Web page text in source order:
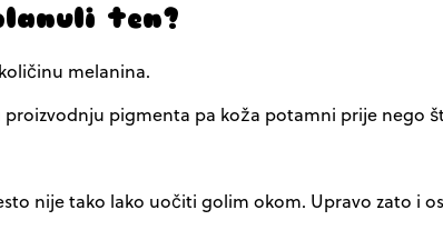
ten?
melanina.
pigmenta pa koža potamni prije nego
nije tako lako uočiti golim okom. Upravo zato i